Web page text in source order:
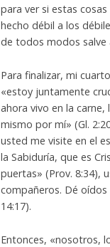
para ver si estas
hecho débil a los
de todos modos salve
Para finalizar, mi
«estoy juntamente
ahora vivo en la
mismo por mí» (Gl.
usted me visite en el
la Sabiduría, que es
puertas» (Prov. 8:34),
compañeros. Dé
14:17).
Entonces, «nosotros,